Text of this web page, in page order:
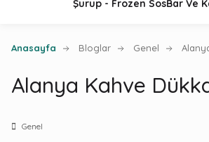
Şurup - Frozen SosBar Ve
Anasayfa Bloglar Genel
Alanya Kahve
Genel